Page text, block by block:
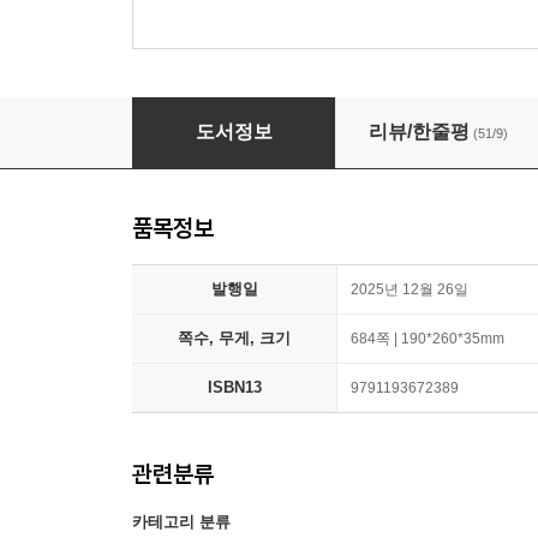
2026 최신개정 ADsP 데이터분석 준전문가
도서정보 리뷰/한줄평 (51/9)
품목정보
발행일 2025년 12월 26일
쪽수, 무게, 크기 684쪽 | 190*260*35mm
ISBN13 9791193672389
관련분류
카테고리 분류